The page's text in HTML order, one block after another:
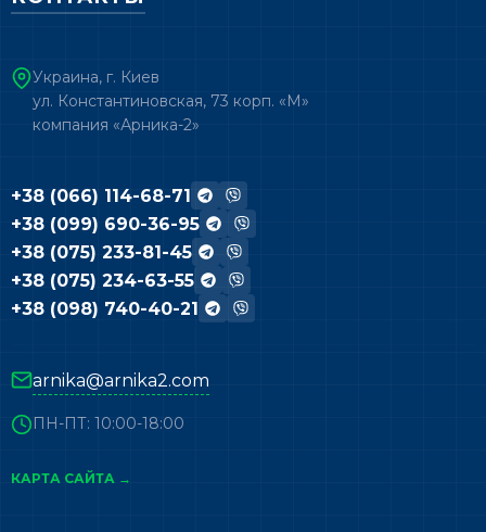
Украина, г. Киев
ул. Константиновская, 73 корп. «М»
компания «Арника-2»
+38 (066) 114-68-71
+38 (099) 690-36-95
+38 (075) 233-81-45
+38 (075) 234-63-55
+38 (098) 740-40-21
arnika@arnika2.com
ПН-ПТ: 10:00-18:00
КАРТА САЙТА →